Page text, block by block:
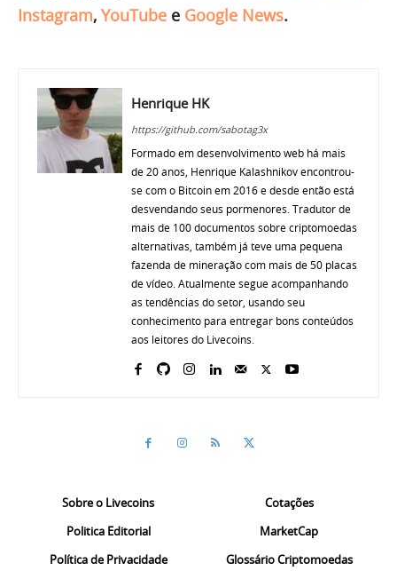
Instagram, YouTube e Google News.
Henrique HK
https://github.com/sabotag3x
Formado em desenvolvimento web há mais
de 20 anos, Henrique Kalashnikov encontrou-
se com o Bitcoin em 2016 e desde então está
desvendando seus pormenores. Tradutor de
mais de 100 documentos sobre criptomoedas
alternativas, também já teve uma pequena
fazenda de mineração com mais de 50 placas
de vídeo. Atualmente segue acompanhando
as tendências do setor, usando seu
conhecimento para entregar bons conteúdos
aos leitores do Livecoins.
Sobre o Livecoins
Politica Editorial
Política de Privacidade
Cotações
MarketCap
Glossário Criptomoedas